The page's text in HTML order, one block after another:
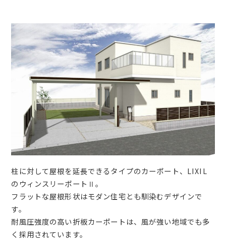
柱に対して屋根を延長できるタイプのカーポート、LIXIL
のウィンスリーポートⅡ。
フラットな屋根形状はモダン住宅とも馴染むデザインで
す。
耐風圧強度の高い折板カーポートは、風が強い地域でも多
く採用されています。